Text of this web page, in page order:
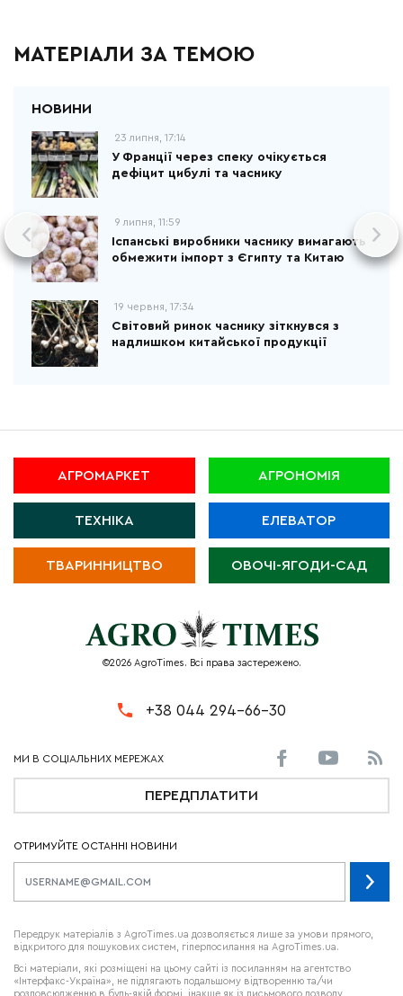
МАТЕРІАЛИ ЗА ТЕМОЮ
23 липня, 17:14
У Франції через спеку очікується
дефіцит цибулі та часнику
9 липня, 11:59
Іспанські виробники часнику вимагають
обмежити імпорт з Єгипту та Китаю
19 червня, 17:34
Світовий ринок часнику зіткнувся з
надлишком китайської продукції
АГРОМАРКЕТ АГРОНОМІЯ
ТЕХНІКА ЕЛЕВАТОР
ТВАРИННИЦТВО ОВОЧІ-ЯГОДИ-САД
©2026 AgroTimes. Всі права застережено.
+38 044 294-66-30
ПЕРЕДПЛАТИТИ
ОТРИМУЙТЕ ОСТАННІ НОВИНИ
Передрук матеріалів з AgroTimes.ua дозволяється лише за умови прямого,
відкритого для пошукових систем, гіперпосилання на AgroTimes.ua.
Всі матеріали, які розміщені на цьому сайті із посиланням на агентство
«Інтерфакс-Україна», не підлягають подальшому відтворенню та/чи
розповсюдженню в будь-якій формі, інакше як із письмового дозволу